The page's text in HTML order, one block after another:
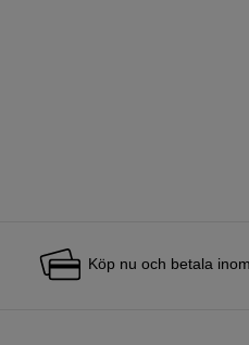
Köp nu och betala